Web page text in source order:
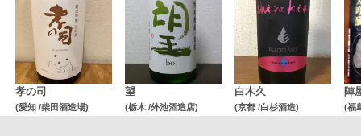
孝の司
(愛知 /柴田酒造場)
望
(栃木 /外池酒造店)
白木久
(京都 /白杉酒造)
陣
(福